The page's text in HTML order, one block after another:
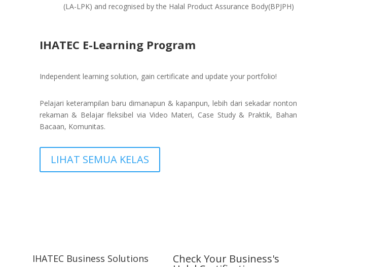
(LA-LPK) and recognised by the Halal Product Assurance Body(BPJPH)
IHATEC E-Learning Program
Independent learning solution, gain certificate and update your portfolio!
Pelajari keterampilan baru dimanapun & kapanpun, lebih dari sekadar nonton
rekaman & Belajar fleksibel via Video Materi, Case Study & Praktik, Bahan
Bacaan, Komunitas.
LIHAT SEMUA KELAS
IHATEC Business Solutions Check Your Business's